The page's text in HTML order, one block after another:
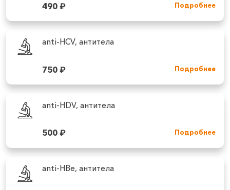
490₽ Подробнее
anti-HCV, антитела
750₽ Подробнее
anti-HDV, антитела
500₽ Подробнее
anti-HBe, антитела